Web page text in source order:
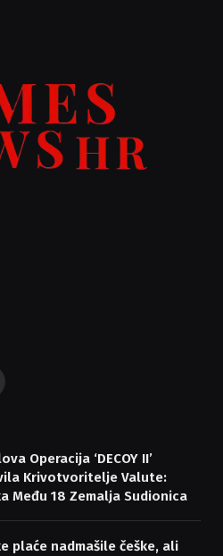
Operacija ‘DECOY II’
Krivotvoritelje Valute:
Među 18 Zemalja Sudionica
plaće nadmašile češke, ali